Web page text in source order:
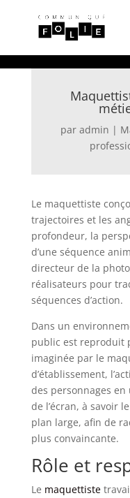
par admin |
Le maquettiste
trajectoires et les
profondeur, la
d’une séquence
directeur de la
réalisateurs pour
séquences d’action.
Dans un
public est reproduit
imaginée par le
d’établissement,
des personnages
de l’écran, à savoir
plan large, afin de
plus convaincante.
Rôle et
Le maquettiste